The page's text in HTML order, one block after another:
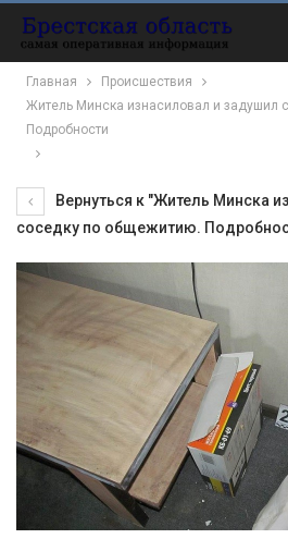
Главная
Происшествия
Житель Минска изнасиловал и задушил
Подробности
Вернуться к "Житель Минска
соседку по общежитию.